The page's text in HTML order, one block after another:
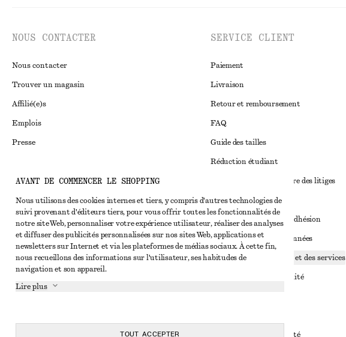
NOUS CONTACTER
Nous contacter
Trouver un magasin
Affilié(e)s
Emplois
Presse
Instagram
Pinterest
Facebook
Youtube
TikTok
SERVICE CLIENT
Paiement
Livraison
Retour et remboursement
FAQ
Guide des tailles
Réduction étudiant
Règlement extrajudiciaire des litiges
Conditions générales
Conditions générales d’adhésion
Cookies et partage de données
Paramètres des cookies et des services
Politique de confidentialité
Déclaration d'accessibilité
AVANT DE COMMENCER LE SHOPPING
Nous utilisons des cookies internes et tiers, y compris d'autres technologies de
suivi provenant d'éditeurs tiers, pour vous offrir toutes les fonctionnalités de
notre site Web, personnaliser votre expérience utilisateur, réaliser des analyses
et diffuser des publicités personnalisées sur nos sites Web, applications et
newsletters sur Internet et via les plateformes de médias sociaux. À cette fin,
nous recueillons des informations sur l'utilisateur, ses habitudes de
navigation et son appareil.
Lire plus
TOUT ACCEPTER